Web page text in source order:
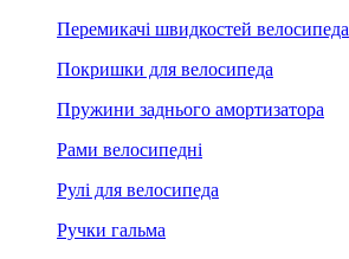
Перемикачі швидкостей велосипеда
Покришки для велосипеда
Пружини заднього амортизатора
Рами велосипедні
Рулі для велосипеда
Ручки гальма